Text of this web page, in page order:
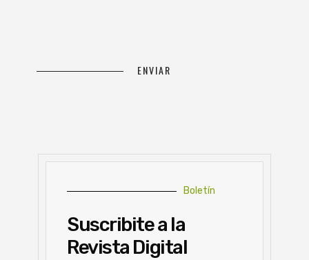
Boletín
Suscribite a la
Revista Digital